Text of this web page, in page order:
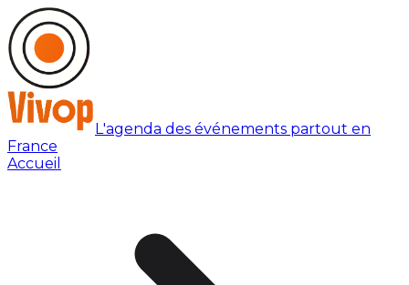
L'agenda des événements partout en
France
Accueil